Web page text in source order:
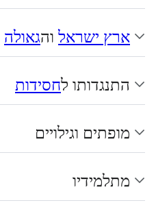
ארץ ישראל והגאולה
התנגדותו לחסידות
מופתים וגילויים
מתלמידיו